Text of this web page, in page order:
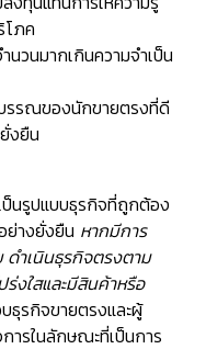
โภค
วนมากเกินความจำเป็น
รรณของนักขายตรงที่ดี
งยืน
ป็นรูปแบบธุรกิจที่ถูกต้อง
ย่างยั่งยืน หากมีการ
ำเนินธุรกิจตรงตาม
ร่งใสและมีสินค้าหรือ
ธุรกิจขายตรงและผู้
ารในลักษณะที่เป็นการ